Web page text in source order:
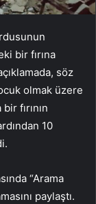
bir fırına
söz
olmak üzere
fırının
10
“Arama
paylaştı.